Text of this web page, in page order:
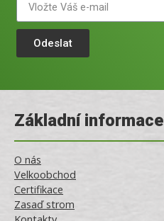
Odeslat
Základní informace
O nás
Velkoobchod
Certifikace
Zasaď strom